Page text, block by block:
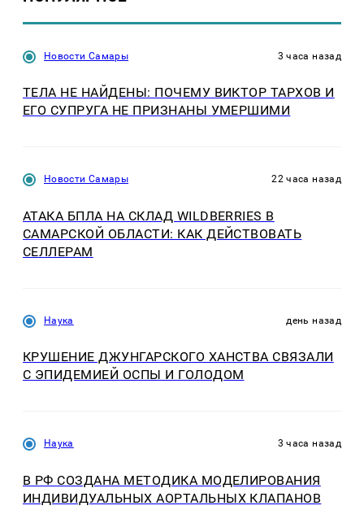
Новости Самары 3 часа назад
ТЕЛА НЕ НАЙДЕНЫ: ПОЧЕМУ ВИКТОР ТАРХОВ И
ЕГО СУПРУГА НЕ ПРИЗНАНЫ УМЕРШИМИ
Новости Самары 22 часа назад
АТАКА БПЛА НА СКЛАД WILDBERRIES В
САМАРСКОЙ ОБЛАСТИ: КАК ДЕЙСТВОВАТЬ
СЕЛЛЕРАМ
Наука день назад
КРУШЕНИЕ ДЖУНГАРСКОГО ХАНСТВА СВЯЗАЛИ
С ЭПИДЕМИЕЙ ОСПЫ И ГОЛОДОМ
Наука 3 часа назад
В РФ СОЗДАНА МЕТОДИКА МОДЕЛИРОВАНИЯ
ИНДИВИДУАЛЬНЫХ АОРТАЛЬНЫХ КЛАПАНОВ